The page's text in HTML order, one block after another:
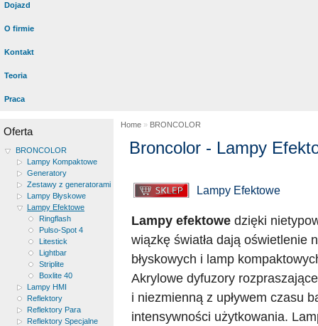
Dojazd
O firmie
Kontakt
Teoria
Praca
Oferta
BRONCOLOR
Lampy Kompaktowe
Generatory
Zestawy z generatorami
Lampy Błyskowe
Lampy Efektowe
Ringflash
Pulso-Spot 4
Litestick
Lightbar
Striplite
Boxlite 40
Lampy HMI
Reflektory
Reflektory Para
Reflektory Specjalne
Home » BRONCOLOR
Broncolor - Lampy
Lampy Efektowe
Lampy efektowe dzięki
wiązkę światła dają oświetlenie
błyskowych i lamp
Akrylowe dyfuzory
i niezmienną z upływem czasu
intensywności użytkowania.